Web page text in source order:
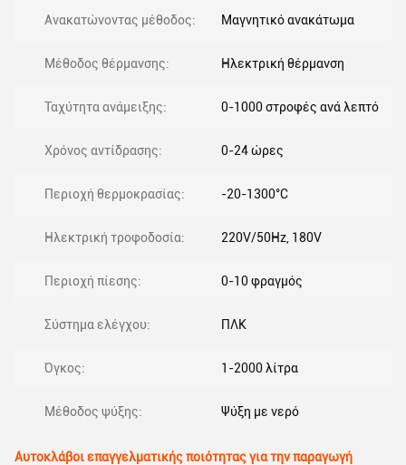
Ανακατώνοντας μέθοδος: Μαγνητικό ανακάτωμα
Μέθοδος θέρμανσης: Ηλεκτρική θέρμανση
Ταχύτητα ανάμειξης: 0-1000 στροφές ανά λεπτό
Χρόνος αντίδρασης: 0-24 ώρες
Περιοχή θερμοκρασίας: -20-1300°C
Ηλεκτρική τροφοδοσία: 220V/50Hz, 180V
Περιοχή πίεσης: 0-10 φραγμός
Σύστημα ελέγχου: ΠΛΚ
Όγκος: 1-2000 λίτρα
Μέθοδος ψύξης: Ψύξη με νερό
Αυτοκλάβοι επαγγελματικής ποιότητας για την παραγωγή